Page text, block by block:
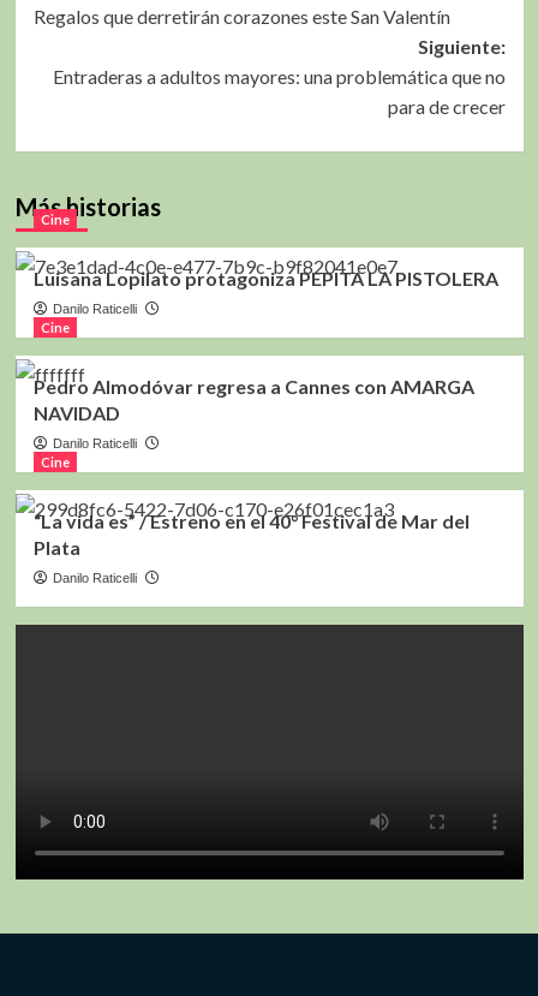
de
entradas
Regalos que derretirán corazones este San Valentín
Siguiente:
Entraderas a adultos mayores: una problemática que no
para de crecer
Más historias
Cine
Luisana Lopilato protagoniza PEPITA LA PISTOLERA
Danilo Raticelli
Cine
Pedro Almodóvar regresa a Cannes con AMARGA
NAVIDAD
Danilo Raticelli
Cine
“La vida es” / Estreno en el 40° Festival de Mar del
Plata
Danilo Raticelli